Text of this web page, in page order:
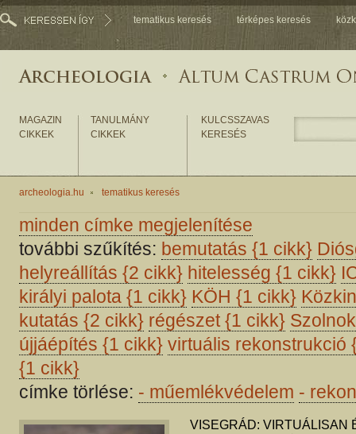
tematikus keresés térképes keresés
MAGAZIN
CIKKEK
TANULMÁNY
CIKKEK
KULCSSZAVAS
KERESÉS
archeologia.hu tematikus keresés
minden címke megjelenítése
további szűkítés: bemutatás {1 cikk}
helyreállítás {2 cikk} hitelesség {1 cikk}
királyi palota {1 cikk} KÖH {1 cikk}
kutatás {2 cikk} régészet{1 cikk}
újjáépítés {1 cikk} virtuális rekonstrukció
{1 cikk}
címke törlése: - műemlékvédelem -
VISEGRÁD: VIRTUÁLISAN